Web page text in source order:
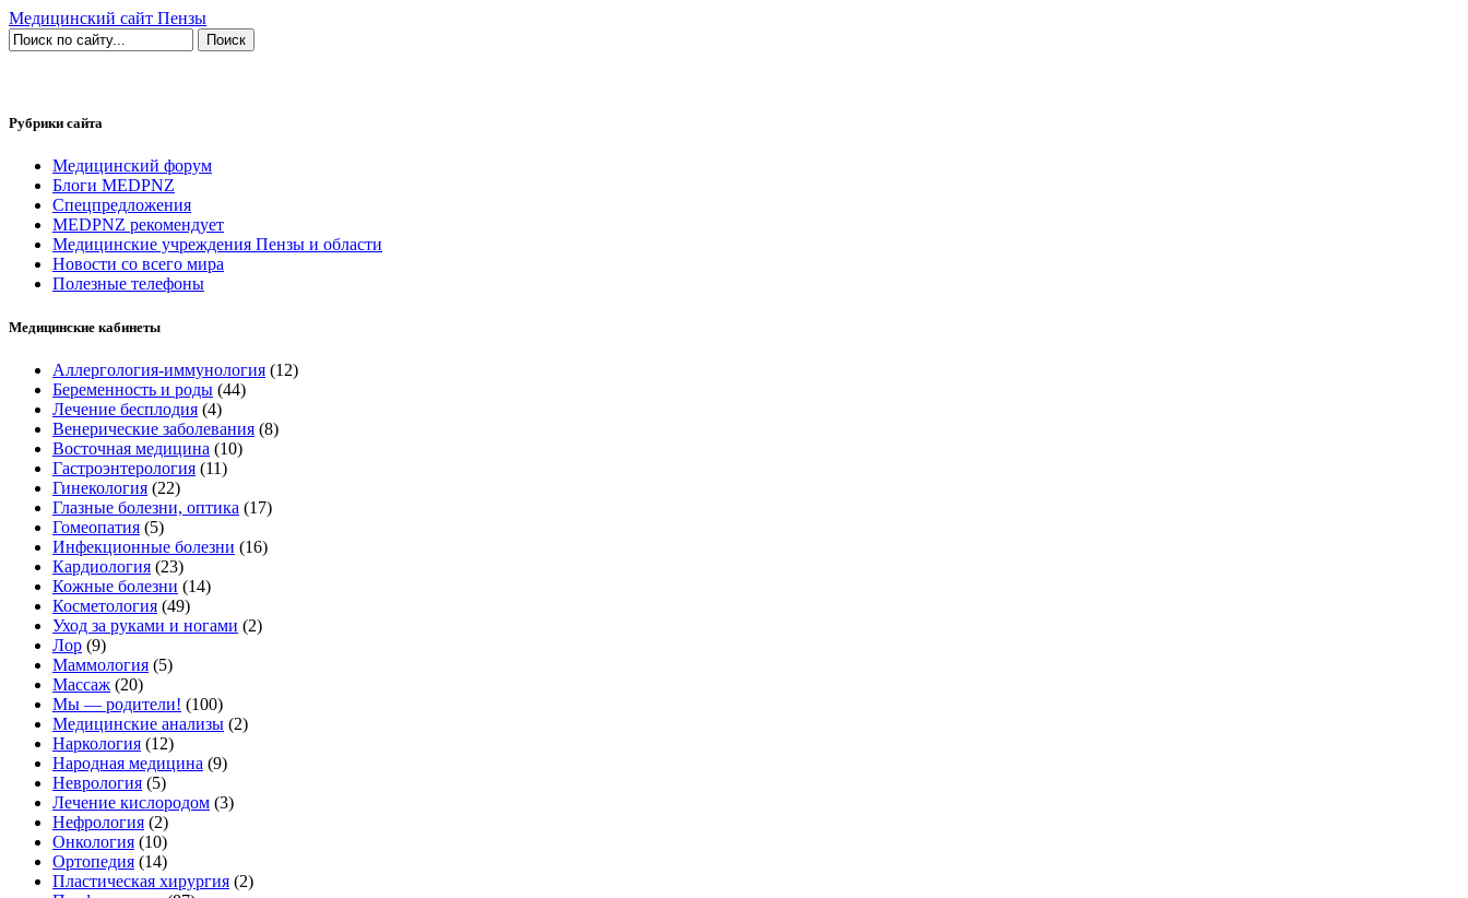
Медицинский сайт Пензы
Рубрики сайта
Медицинский форум
Блоги MEDPNZ
Спецпредложения
MEDPNZ рекомендует
Медицинские учреждения Пензы и области
Новости со всего мира
Полезные телефоны
Медицинские кабинеты
Аллергология-иммунология (12)
Беременность и роды (44)
Лечение бесплодия (4)
Венерические заболевания (8)
Восточная медицина (10)
Гастроэнтерология (11)
Гинекология (22)
Глазные болезни, оптика (17)
Гомеопатия (5)
Инфекционные болезни (16)
Кардиология (23)
Кожные болезни (14)
Косметология (49)
Уход за руками и ногами (2)
Лор (9)
Маммология (5)
Массаж (20)
Мы — родители! (100)
Медицинские анализы (2)
Наркология (12)
Народная медицина (9)
Неврология (5)
Лечение кислородом (3)
Нефрология (2)
Онкология (10)
Ортопедия (14)
Пластическая хирургия (2)